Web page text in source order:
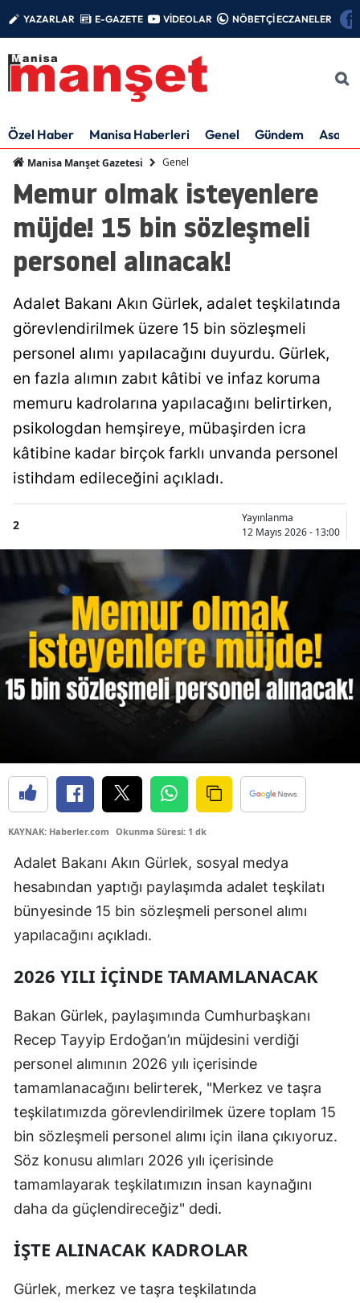
YAZARLAR E-GAZETE VİDEOLAR NÖBETÇİ ECZANELER
Özel Haber Manisa Haberleri Genel Gündem Asayiş
Manisa Manşet Gazetesi Genel
Memur olmak isteyenlere
müjde! 15 bin sözleşmeli
personel alınacak!
Adalet Bakanı Akın Gürlek, adalet teşkilatında
görevlendirilmek üzere 15 bin sözleşmeli
personel alımı yapılacağını duyurdu. Gürlek,
en fazla alımın zabıt kâtibi ve infaz koruma
memuru kadrolarına yapılacağını belirtirken,
psikologdan hemşireye, mübaşirden icra
kâtibine kadar birçok farklı unvanda personel
istihdam edileceğini açıkladı.
2
Yayınlanma
12 Mayıs 2026 - 13:00
KAYNAK: Haberler.com Okunma Süresi: 1 dk
Adalet Bakanı Akın Gürlek, sosyal medya
hesabından yaptığı paylaşımda adalet teşkilatı
bünyesinde 15 bin sözleşmeli personel alımı
yapılacağını açıkladı.
2026 YILI İÇİNDE TAMAMLANACAK
Bakan Gürlek, paylaşımında Cumhurbaşkanı
Recep Tayyip Erdoğan’ın müjdesini verdiği
personel alımının 2026 yılı içerisinde
tamamlanacağını belirterek, "Merkez ve taşra
teşkilatımızda görevlendirilmek üzere toplam 15
bin sözleşmeli personel alımı için ilana çıkıyoruz.
Söz konusu alımları 2026 yılı içerisinde
tamamlayarak teşkilatımızın insan kaynağını
daha da güçlendireceğiz" dedi.
İŞTE ALINACAK KADROLAR
Gürlek, merkez ve taşra teşkilatında